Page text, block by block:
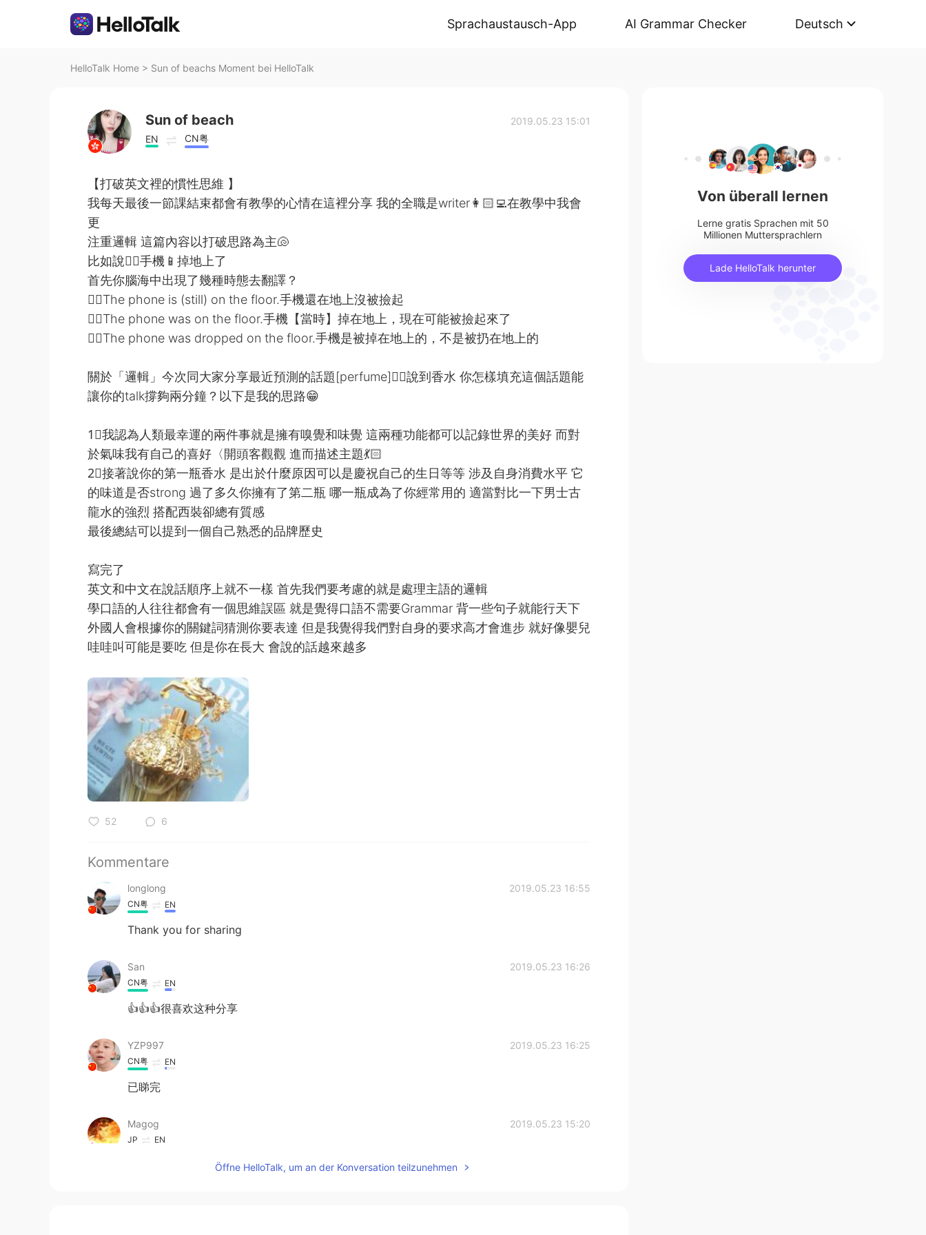
Sprachaustausch-App AI Grammar Checker Deutsch
HelloTalk Home > Sun of beachs Moment bei HelloTalk
Sun of beach
EN CN粤
2019.05.23 15:01
【打破英文裡的慣性思維 】
我每天最後一節課結束都會有教學的心情在這裡分享 我的全職是writer👩🏻‍💻在教學中我會
更
注重邏輯 這篇內容以打破思路為主🐚
比如說👉🏻手機📱掉地上了
首先你腦海中出現了幾種時態去翻譯？
✍🏻The phone is (still) on the floor.手機還在地上沒被撿起
✍🏻The phone was on the floor.手機【當時】掉在地上，現在可能被撿起來了
✍🏻The phone was dropped on the floor.手機是被掉在地上的，不是被扔在地上的
關於「邏輯」今次同大家分享最近預測的話題[perfume]🧚‍♀️說到香水 你怎樣填充這個話題能
讓你的talk撐夠兩分鐘？以下是我的思路😁
1⃣️我認為人類最幸運的兩件事就是擁有嗅覺和味覺 這兩種功能都可以記錄世界的美好 而對
於氣味我有自己的喜好〈開頭客觀觀 進而描述主題💃🏻
2⃣️接著說你的第一瓶香水 是出於什麼原因可以是慶祝自己的生日等等 涉及自身消費水平 它
的味道是否strong 過了多久你擁有了第二瓶 哪一瓶成為了你經常用的 適當對比一下男士古
龍水的強烈 搭配西裝卻總有質感
最後總結可以提到一個自己熟悉的品牌歷史
寫完了
英文和中文在說話順序上就不一樣 首先我們要考慮的就是處理主語的邏輯
學口語的人往往都會有一個思維誤區 就是覺得口語不需要Grammar 背一些句子就能行天下
外國人會根據你的關鍵詞猜測你要表達 但是我覺得我們對自身的要求高才會進步 就好像嬰兒
哇哇叫可能是要吃 但是你在長大 會說的話越來越多
52 6
Kommentare
longlong 2019.05.23 16:55
CN粤 EN
Thank you for sharing
San 2019.05.23 16:26
CN粤 EN
👍👍👍很喜欢这种分享
YZP997 2019.05.23 16:25
CN粤 EN
已睇完
Magog 2019.05.23 15:20
JP EN
Is there any meaning for the unicorn?
Öffne HelloTalk, um an der Konversation teilzunehmen
Von überall lernen
Lerne gratis Sprachen mit 50
Millionen Muttersprachlern
Lade HelloTalk herunter